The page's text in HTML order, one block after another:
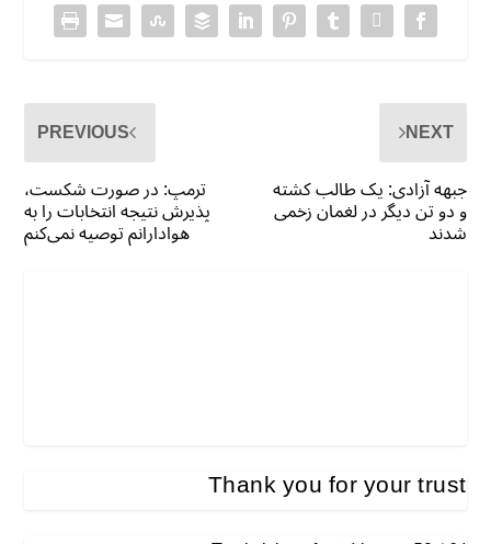
PREVIOUS
ترمپ: در صورت شکست،
پذیرش نتیجه انتخابات را به
هوادارانم توصیه نمی‌کنم
NEXT
جبهه آزادی: یک طالب کشته
و دو تن دیگر در لغمان زخمی
شدند
Thank you for your trust